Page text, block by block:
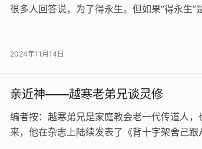
很多人回答说，为了得永生。但如果“得永生”
2024年11月14日
亲近神——越寒老弟兄谈灵修
编者按：越寒弟兄是家庭教会老一代传道人
来，他在杂志上陆续发表了《背十字架舍己